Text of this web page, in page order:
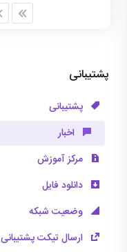
پشتیبانی
پشتیبانی
اخبار
مرکز آموزش
دانلود فایل
وضعیت شبکه
ارسال تیکت پشتیبانی